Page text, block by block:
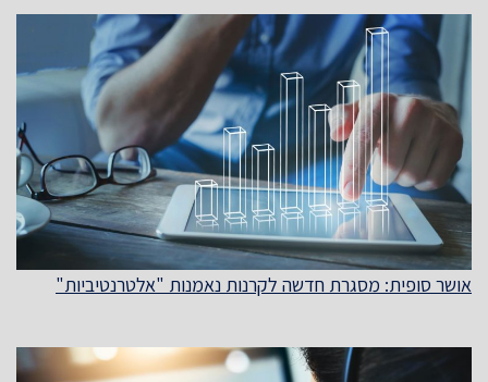
אושר סופית: מסגרת חדשה לקרנות נאמנות "אלטרנטיביות"